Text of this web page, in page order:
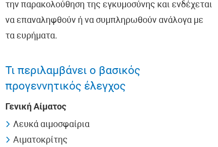
την παρακολούθηση της εγκυμοσύνης και ενδέχεται
να επαναληφθούν ή να συμπληρωθούν ανάλογα με
τα ευρήματα.
Τι περιλαμβάνει ο βασικός
προγεννητικός έλεγχος
Γενική Αίματος
Λευκά αιμοσφαίρια
Αιματοκρίτης